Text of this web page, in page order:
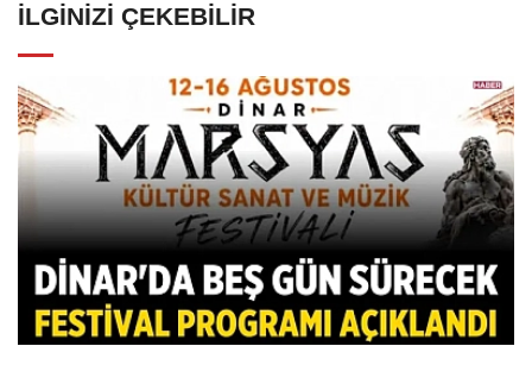
İLGINIZI ÇEKEBILIR